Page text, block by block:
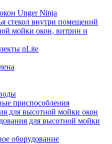
Unger Ninja
стекол внутри помещений
мойки окон, витрин и
nLite
приспособления
для высотной мойки окон
для высотной мойки
оборудование